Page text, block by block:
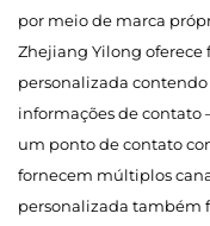
por meio de marca
Zhejiang Yilong oferece
personalizada
informações de contato
um ponto de contato
fornecem múltiplos
personalizada também